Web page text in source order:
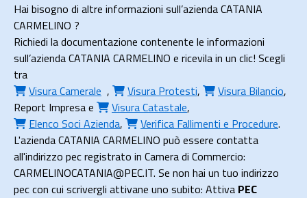
Hai bisogno di altre informazioni sull’azienda CATANIA
CARMELINO ?
Richiedi la documentazione contenente le informazioni
sull’azienda CATANIA CARMELINO e ricevila in un clic! Scegli
tra
Visura Camerale , Visura Protesti, Visura Bilancio,
Report Impresae Visura Catastale,
Elenco Soci Azienda, Verifica Fallimenti e Procedure.
L'azienda CATANIA CARMELINO può essere contatta
all'indirizzo pec registrato in Camera di Commercio:
CARMELINOCATANIA@PEC.IT. Se non hai un tuo indirizzo
pec con cui scrivergli attivane uno subito: Attiva PEC